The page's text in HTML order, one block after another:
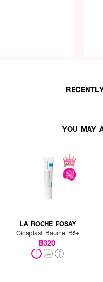
YOU MAY
LA ROCHE POSAY
Cicaplast Baume B5+
฿320